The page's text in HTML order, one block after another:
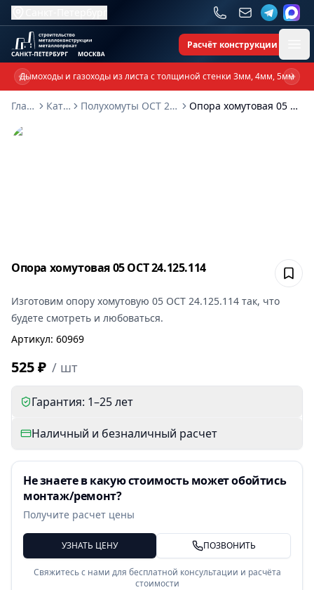
Расчёт конструкции
Дымоходы и газоходы из листа с толщиной стенки 3мм, 4мм, 5мм
Previous slide
Главная
Каталог Полухомуты ОСТ 24-125-114-01 Опора хомутовая 05 ОСТ 24.125.114
Опора хомутовая 05 ОСТ 24.125.114
Изготовим опору хомутовую 05 ОСТ 24.125.114 так, что
будете смотреть и любоваться.
Артикул: 60969
525 ₽ / шт
Гарантия: 1–25 лет
Наличный и безналичный расчет
Не знаете в какую стоимость может обойтись
монтаж/ремонт?
Получите расчет цены
УЗНАТЬ ЦЕНУ ПОЗВОНИТЬ
Свяжитесь с нами для бесплатной консультации и расчёта
стоимости